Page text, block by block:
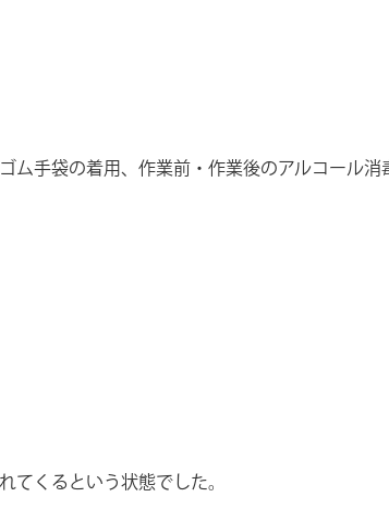
手袋の着用、作業前・作業後のアルコール消
てくるという状態でした。